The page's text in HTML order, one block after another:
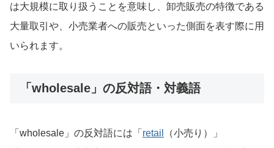
は大規模に取り扱うことを意味し、卸売販売の特徴である
大量取引や、小売業者への販売といった側面を表す際に用
いられます。
「wholesale」の反対語・対義語
「wholesale」の反対語には「 retail
（小売り）」